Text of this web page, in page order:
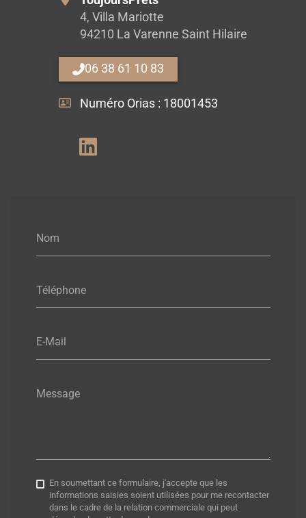
Nom
Téléphone
E-Mail
Message
En soumettant ce formulaire, j'accepte que les
informations saisies soient utilisées pour me recontacter
dans le cadre de la relation commerciale qui peut
4, Villa Mariotte
94210 La Varenne Saint Hilaire
06 38 61 10 83
Numéro Orias : 18001453